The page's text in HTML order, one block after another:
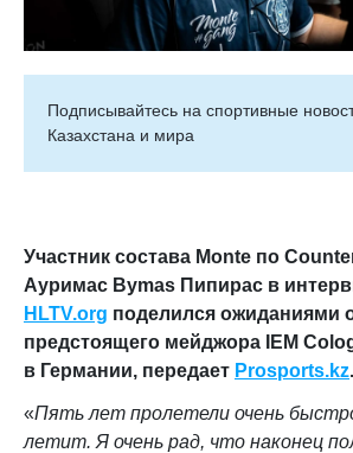
Подписывайтесь на cпортивные
Казахстана и мира
Участник состава Monte по
Ауримас Bymas Пипирас в
HLTV.org поделился ожиданиями
предстоящего мейджора IEM
в Германии, передает Prosports.kz.
«Пять лет пролетели очень
летит. Я очень рад, что наконец